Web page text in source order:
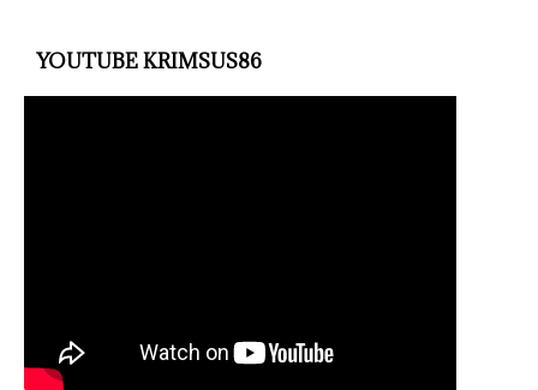
YOUTUBE KRIMSUS86